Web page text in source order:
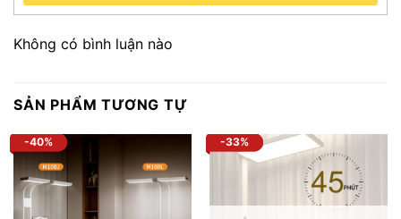
Không có bình luận nào
SẢN PHẨM TƯƠNG TỰ
-40% -33%